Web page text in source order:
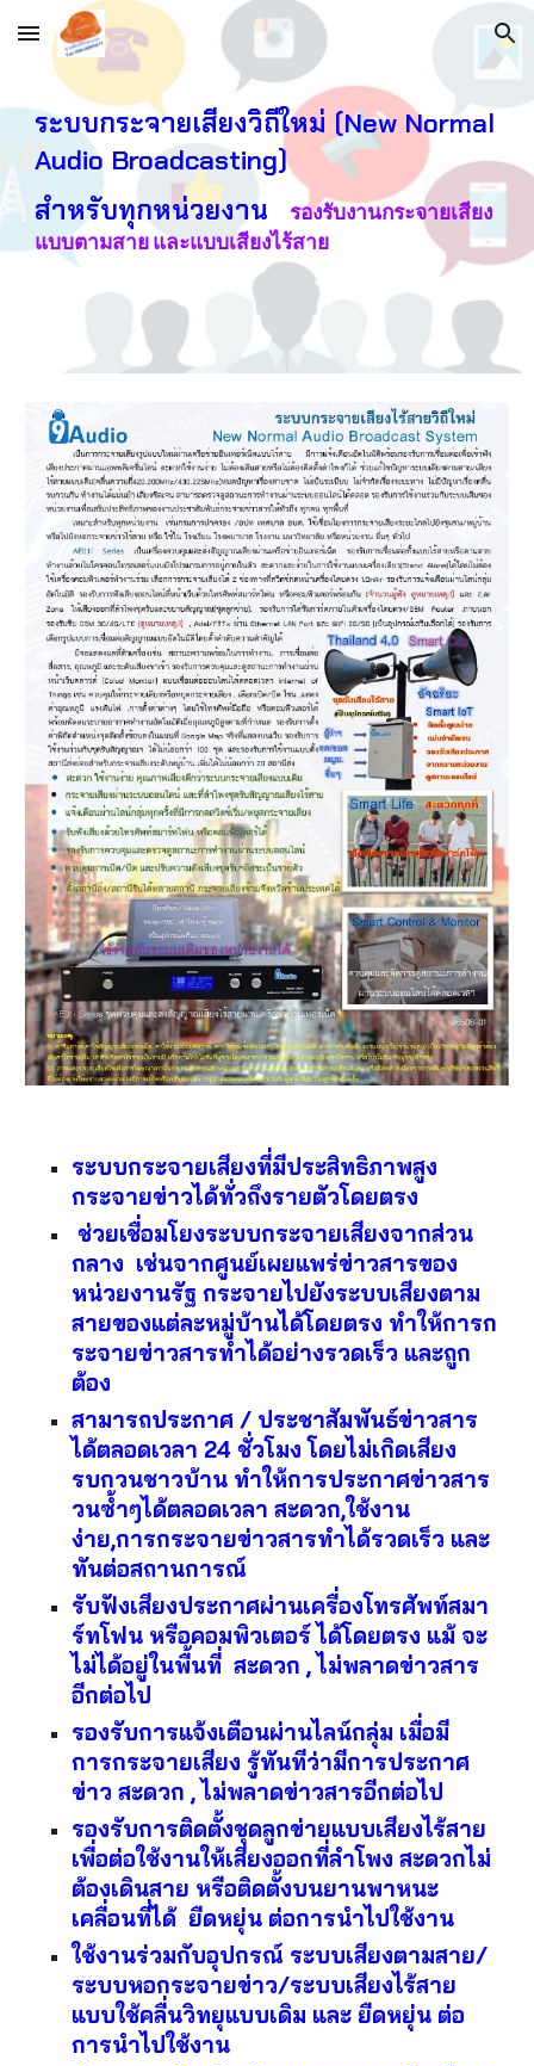
Skip to main content Skip to navigation
ระบบกระจายเสียงวิถีใหม่ (New Normal
Audio Broadcasting)
สำหรับทุกหน่วยงาน
รองรับงานกระจายเสียง
แบบตามสาย และแบบเสียงไร้สาย
ระบบกระจายเสียงที่มีประสิทธิภาพสูง
กระจายข่าวได้ทั่วถึงรายตัวโดยตรง
ช่วยเชื่อมโยงระบบกระจายเสียงจากส่วน
กลาง  เช่นจากศูนย์เผยแพร่ข่าวสารของ
หน่วยงานรัฐ กระจายไปยังระบบเสียงตาม
สายของแต่ละหมู่บ้านได้โดยตรง ทำให้การก
ระจายข่าวสารทำได้อย่างรวดเร็ว และถูก
ต้อง
สามารถประกาศ / ประชาสัมพันธ์ข่าวสาร
ได้ตลอดเวลา 24 ชั่วโมง โดยไม่เกิดเสียง
รบกวนชาวบ้าน ทำให้การประกาศข่าวสาร
วนซ้ำๆได้ตลอดเวลา สะดวก,ใช้งาน
ง่าย,การกระจายข่าวสารทำได้รวดเร็ว และ
ทันต่อสถานการณ์
รับฟังเสียงประกาศผ่านเครื่องโทรศัพท์สมา
ร์ทโฟน หรือคอมพิวเตอร์ ได้โดยตรง แม้ จะ
ไม่ได้อยู่ในพื้นที่  สะดวก , ไม่พลาดข่าวสาร
อีกต่อไป
รองรับการแจ้งเตือนผ่านไลน์กลุ่ม เมื่อมี
การกระจายเสียง รู้ทันทีว่ามีการประกาศ
ข่าว สะดวก , ไม่พลาดข่าวสารอีกต่อไป
รองรับการติดตั้งชุดลูกข่ายแบบเสียงไร้สาย
เพื่อต่อใช้งานให้เสียงออกที่ลำโพง สะดวกไม่
ต้องเดินสาย หรือติดตั้งบนยานพาหนะ
เคลื่อนที่ได้  ยืดหยุ่น ต่อการนำไปใช้งาน
ใช้งานร่วมกับอุปกรณ์ ระบบเสียงตามสาย/
ระบบหอกระจายข่าว/ระบบเสียงไร้สาย
แบบใช้คลื่นวิทยุแบบเดิม และ ยืดหยุ่น ต่อ
การนำไปใช้งาน